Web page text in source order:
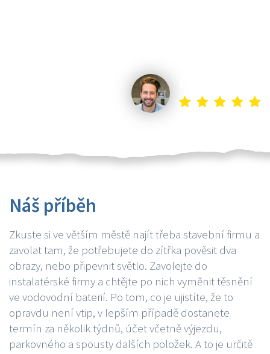
Náš příběh
Zkuste si ve větším městě najít třeba stavební firmu a
zavolat tam, že potřebujete do zítřka pověsit dva
obrazy, nebo připevnit světlo. Zavolejte do
instalatérské firmy a chtějte po nich vyměnit těsnění
ve vodovodní baterií. Po tom, co je ujistíte, že to
opravdu není vtip, v lepším případě dostanete
termín za několik týdnů, účet včetně výjezdu,
parkovného a spousty dalších položek. A to je určitě